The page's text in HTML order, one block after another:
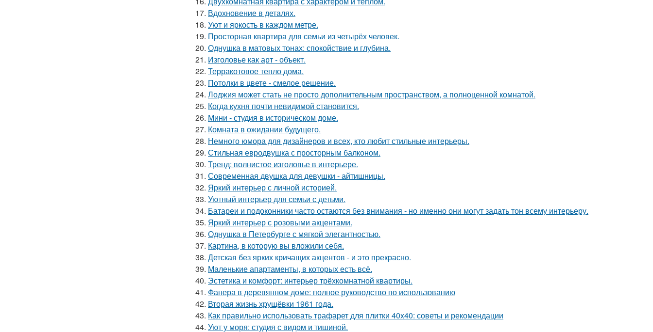
17. Вдохновение в деталях.
18. Уют и яркость в каждом метре.
19. Просторная квартира для семьи из четырёх человек.
20. Однушка в матовых тонах: спокойствие и глубина.
21. Изголовье как арт - объект.
22. Терракотовое тепло дома.
23. Потолки в цвете - смелое решение.
24. Лоджия может стать не просто дополнительным пространством, а полноценной комнатой.
25. Когда кухня почти невидимой становится.
26. Мини - студия в историческом доме.
27. Комната в ожидании будущего.
28. Немного юмора для дизайнеров и всех, кто любит стильные интерьеры.
29. Стильная евродвушка с просторным балконом.
30. Тренд: волнистое изголовье в интерьере.
31. Современная двушка для девушки - айтишницы.
32. Яркий интерьер с личной историей.
33. Уютный интерьер для семьи с детьми.
34. Батареи и подоконники часто остаются без внимания - но именно они могут задать тон всему интерьеру.
35. Яркий интерьер с розовыми акцентами.
36. Однушка в Петербурге с мягкой элегантностью.
37. Картина, в которую вы вложили себя.
38. Детская без ярких кричащих акцентов - и это прекрасно.
39. Маленькие апартаменты, в которых есть всё.
40. Эстетика и комфорт: интерьер трёхкомнатной квартиры.
41. Фанера в деревянном доме: полное руководство по использованию
42. Вторая жизнь хрущёвки 1961 года.
43. Как правильно использовать трафарет для плитки 40x40: советы и рекомендации
44. Уют у моря: студия с видом и тишиной.